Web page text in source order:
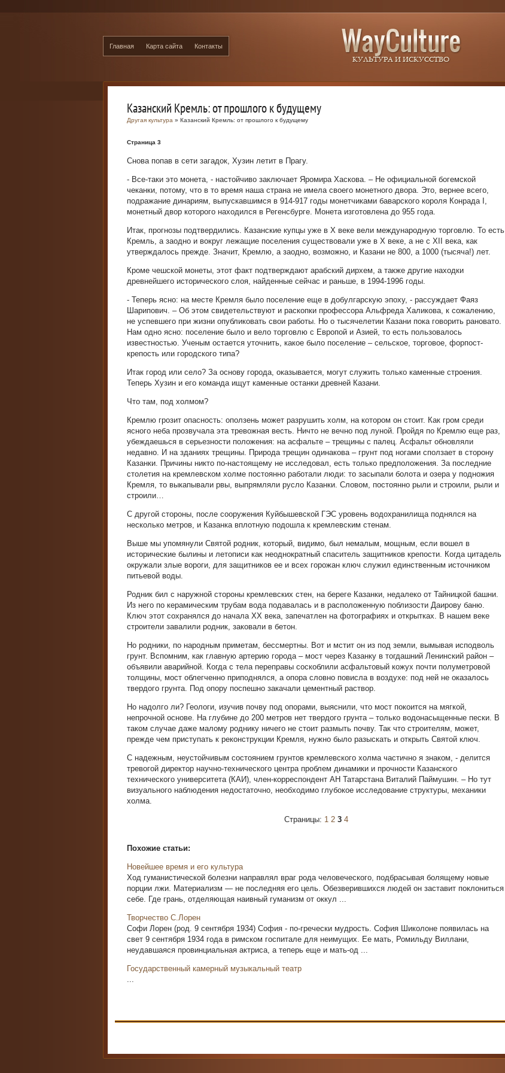
Главная Карта сайта Контакты
Казанский Кремль: от прошлого к будущему
Другая культура » Казанский Кремль: от прошлого к будущему
Страница 3
Снова попав в сети загадок, Хузин летит в Прагу.
- Все-таки это монета, - настойчиво заключает Яромира Хаскова. – Не официальной богемской
чеканки, потому, что в то время наша страна не имела своего монетного двора. Это, вернее всего,
подражание динариям, выпускавшимся в 914-917 годы монетчиками баварского короля Конрада I,
монетный двор которого находился в Регенсбурге. Монета изготовлена до 955 года.
Итак, прогнозы подтвердились. Казанские купцы уже в Х веке вели международную торговлю. То есть
Кремль, а заодно и вокруг лежащие поселения существовали уже в Х веке, а не с XII века, как
утверждалось прежде. Значит, Кремлю, а заодно, возможно, и Казани не 800, а 1000 (тысяча!) лет.
Кроме чешской монеты, этот факт подтверждают арабский дирхем, а также другие находки
древнейшего исторического слоя, найденные сейчас и раньше, в 1994-1996 годы.
- Теперь ясно: на месте Кремля было поселение еще в добулгарскую эпоху, - рассуждает Фаяз
Шарипович. – Об этом свидетельствуют и раскопки профессора Альфреда Халикова, к сожалению,
не успевшего при жизни опубликовать свои работы. Но о тысячелетии Казани пока говорить рановато.
Нам одно ясно: поселение было и вело торговлю с Европой и Азией, то есть пользовалось
известностью. Ученым остается уточнить, какое было поселение – сельское, торговое, форпост-
крепость или городского типа?
Итак город или село? За основу города, оказывается, могут служить только каменные строения.
Теперь Хузин и его команда ищут каменные останки древней Казани.
Что там, под холмом?
Кремлю грозит опасность: оползень может разрушить холм, на котором он стоит. Как гром среди
ясного неба прозвучала эта тревожная весть. Ничто не вечно под луной. Пройдя по Кремлю еще раз,
убеждаешься в серьезности положения: на асфальте – трещины с палец. Асфальт обновляли
недавно. И на зданиях трещины. Природа трещин одинакова – грунт под ногами сползает в сторону
Казанки. Причины никто по-настоящему не исследовал, есть только предположения. За последние
столетия на кремлевском холме постоянно работали люди: то засыпали болота и озера у подножия
Кремля, то выкапывали рвы, выпрямляли русло Казанки. Словом, постоянно рыли и строили, рыли и
строили…
С другой стороны, после сооружения Куйбышевской ГЭС уровень водохранилища поднялся на
несколько метров, и Казанка вплотную подошла к кремлевским стенам.
Выше мы упомянули Святой родник, который, видимо, был немалым, мощным, если вошел в
исторические былины и летописи как неоднократный спаситель защитников крепости. Когда цитадель
окружали злые вороги, для защитников ее и всех горожан ключ служил единственным источником
питьевой воды.
Родник бил с наружной стороны кремлевских стен, на береге Казанки, недалеко от Тайницкой башни.
Из него по керамическим трубам вода подавалась и в расположенную поблизости Даирову баню.
Ключ этот сохранялся до начала ХХ века, запечатлен на фотографиях и открытках. В нашем веке
строители завалили родник, заковали в бетон.
Но родники, по народным приметам, бессмертны. Вот и мстит он из под земли, вымывая исподволь
грунт. Вспомним, как главную артерию города – мост через Казанку в тогдашний Ленинский район –
объявили аварийной. Когда с тела переправы соскоблили асфальтовый кожух почти полуметровой
толщины, мост облегченно приподнялся, а опора словно повисла в воздухе: под ней не оказалось
твердого грунта. Под опору поспешно закачали цементный раствор.
Но надолго ли? Геологи, изучив почву под опорами, выяснили, что мост покоится на мягкой,
непрочной основе. На глубине до 200 метров нет твердого грунта – только водонасыщенные пески. В
таком случае даже малому роднику ничего не стоит размыть почву. Так что строителям, может,
прежде чем приступать к реконструкции Кремля, нужно было разыскать и открыть Святой ключ.
С надежным, неустойчивым состоянием грунтов кремлевского холма частично я знаком, - делится
тревогой директор научно-технического центра проблем динамики и прочности Казанского
технического университета (КАИ), член-корреспондент АН Татарстана Виталий Паймушин. – Но тут
визуального наблюдения недостаточно, необходимо глубокое исследование структуры, механики
холма.
Страницы: 1 2 3 4
Похожие статьи:
Новейшее время и его культура
Ход гуманистической болезни направлял враг рода человеческого, подбрасывая болящему новые
порции лжи. Материализм — не последняя его цель. Обезверившихся людей он заставит поклониться
себе. Где грань, отделяющая наивный гуманизм от оккул ...
Творчество С.Лорен
Софи Лорен (род. 9 сентября 1934) София - по-гречески мудрость. София Шиколоне появилась на
свет 9 сентября 1934 года в римском госпитале для неимущих. Ее мать, Ромильду Виллани,
неудавшаяся провинциальная актриса, а теперь еще и мать-од ...
Государственный камерный музыкальный театр
...